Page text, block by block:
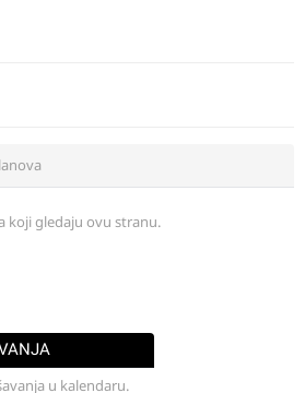
koji gledaju ovu stranu.
u kalendaru.